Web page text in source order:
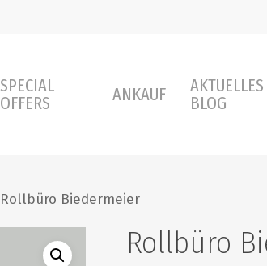
SPECIAL
OFFERS
ANKAUF
BLOG
Rollbüro Biedermeier
Rollbüro